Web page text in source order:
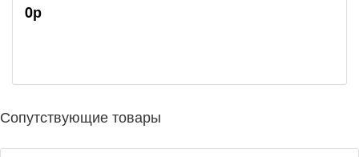
0р
Сопутствующие товары